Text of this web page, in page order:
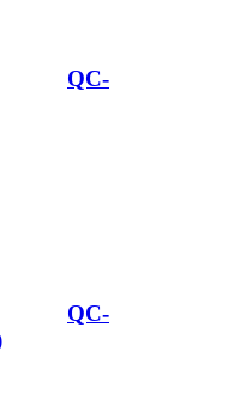
QC-
QC-